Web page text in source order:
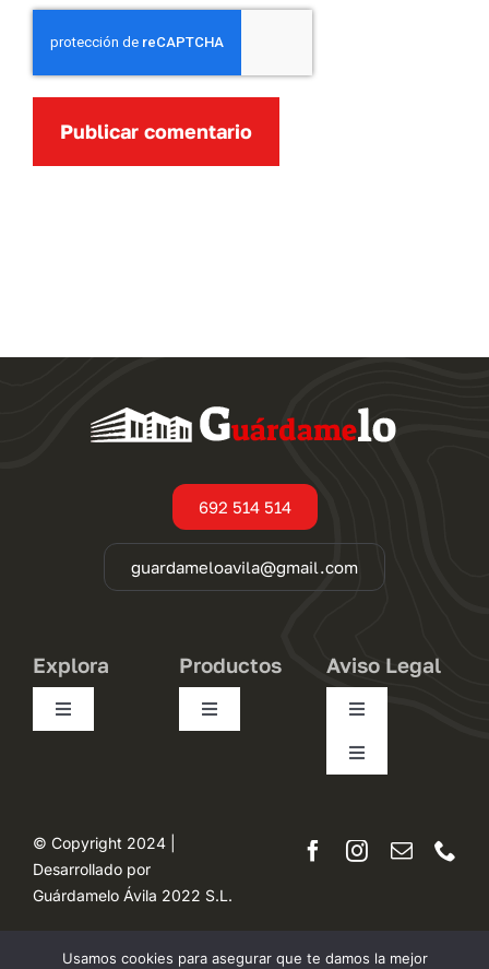
692 514 514
guardameloavila@gmail.com
Explora
Toggle
Trasteros
Productos
Toggle
Medianos
Aviso Legal
Toggle
Navigation
Política de privacidad
Toggle
Mapa del sitio
Accesibilidad
© Copyright 2024 |
Desarrollado por
Guárdamelo Ávila 2022 S.L.
Usamos cookies para asegurar que te damos la mejor